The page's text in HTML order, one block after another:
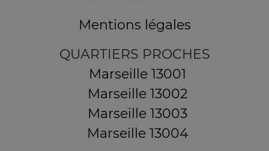
Mentions légales
QUARTIERS PROCHES
Marseille 13001
Marseille 13002
Marseille 13003
Marseille 13004